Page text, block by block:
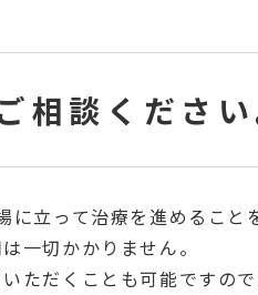
相談ください
立って治療を進めること
一切かかりません。
ただくことも可能ですので